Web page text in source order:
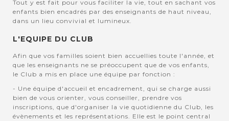
Tout y est fait pour vous faciliter la vie, tout en sachant vos
enfants bien encadrés par des enseignants de haut niveau,
dans un lieu convivial et lumineux.
L'EQUIPE DU CLUB
Afin que vos familles soient bien accuellies toute l'année, et
que les enseignants ne se préoccupent que de vos enfants,
le Club a mis en place une équipe par fonction :
- Une équipe d'accueil et encadrement, qui se charge aussi
bien de vous orienter, vous conseiller, prendre vos
inscriptions, que d'organiser la vie quotidienne du Club, les
évènements et les représentations. Elle est le point central